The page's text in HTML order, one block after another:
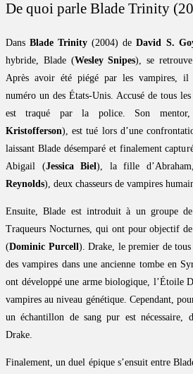
De quoi parle Blade Trinity
DansBlade Trinity (2004) deDavid S.
hybride, Blade (Wesley Snipes), se
Après avoir été piégé par les vampires, il
numéro un des États-Unis. Accusé de tous
est traqué par la police. Son
Kristofferson), est tué lors d’une
laissant Blade désemparé et finalement
Abigail (Jessica Biel), la fille
Reynolds), deux chasseurs de vampires
Ensuite, Blade est introduit à un groupe
Traqueurs Nocturnes, qui ont pour objectif
(Dominic Purcell). Drake, le premier de
des vampires dans une ancienne tombe en
ont développé une arme biologique, l’Étoile
vampires au niveau génétique. Cependant,
un échantillon de sang pur est nécessaire,
Drake.
Finalement, un duel épique s’ensuit entre